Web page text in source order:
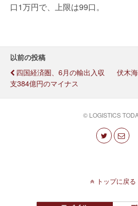
口1万円で、上限は99口。
以前の投稿
四国経済圏、6月の輸出入収
支384億円のマイナス
伏木
© LOGISTICS
トップに戻る